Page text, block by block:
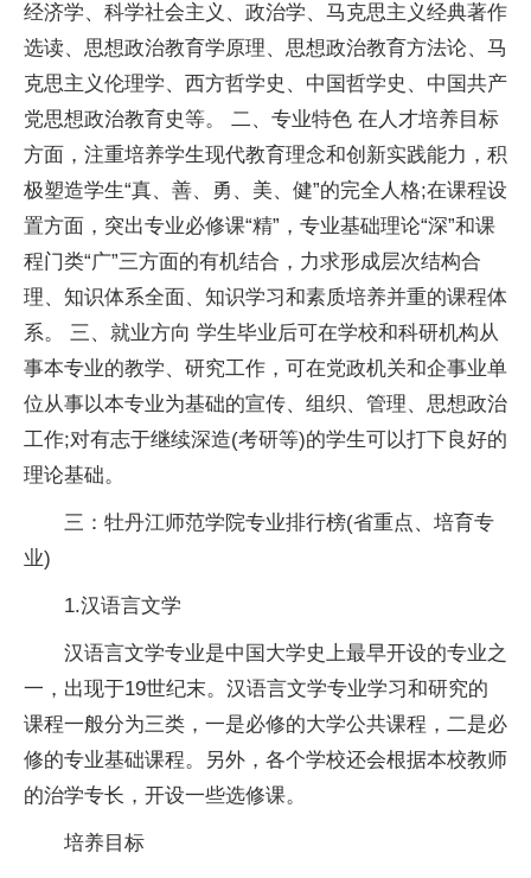
经济学、科学社会主义 、政治学、马克思主义经典著作
选读、思想政治教育学原理、思想政治教育方法论、马
克思主义伦理学、西方哲学史、中国哲学史、中国共产
党思想政治教育史等。 二、专业特色 在人才培养目标
方面，注重培养学生现代教育理念和创新实践能力，积
极塑造学生“真、善、勇、美、健”的完全人格;在课程设
置方面，突出专业必修课“精”，专业基础理论“深”和课
程门类“广”三方面的有机结合，力求形成层次结构合
理、知识体系全面、知识学习 和素质培养并重的课程体
系。 三、就业方向 学生毕业后可在学校和科研机构从
事本专业的教学、研究工作，可在党政机关和企事业单
位从事以本专业为基础的宣传、组织、管理、思想政治
工作;对有志于继续深造(考研等)的学生可以打下良好的
理论基础。
三：牡丹江师范学院专业排行榜(省重点、培育专
业)
1.汉语言文学
汉语言文学专业是中国大学史上最早开设的专业之
一，出现于19世纪末。汉语言文学专业学习 和研究的
课程一般分为三类，一是必修的大学公共课程，二是必
修的专业基础课程。另外，各个学校还会根据本校教师
的治学专长，开设一些选修课。
培养目标